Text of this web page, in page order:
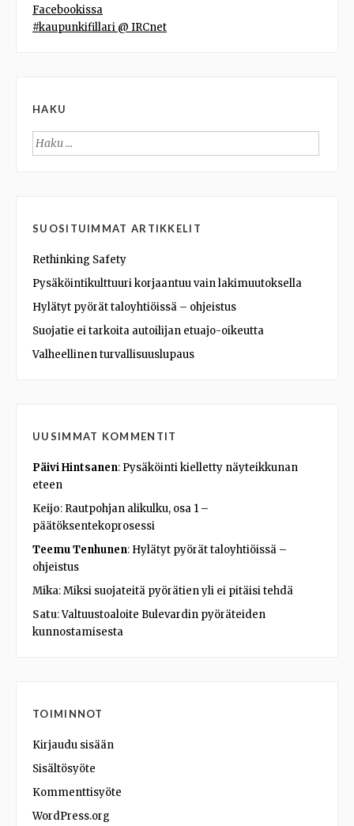
Facebookissa
#kaupunkifillari @ IRCnet
HAKU
Haku:
SUOSITUIMMAT ARTIKKELIT
Rethinking Safety
Pysäköintikulttuuri korjaantuu vain lakimuutoksella
Hylätyt pyörät taloyhtiöissä – ohjeistus
Suojatie ei tarkoita autoilijan etuajo-oikeutta
Valheellinen turvallisuuslupaus
UUSIMMAT KOMMENTIT
Päivi Hintsanen: Pysäköinti kielletty näyteikkunan
eteen
Keijo: Rautpohjan alikulku, osa 1 –
päätöksentekoprosessi
Teemu Tenhunen: Hylätyt pyörät taloyhtiöissä –
ohjeistus
Mika:Miksi suojateitä pyörätien yli ei pitäisi tehdä
Satu:Valtuustoaloite Bulevardin pyöräteiden
kunnostamisesta
TOIMINNOT
Kirjaudu sisään
Sisältösyöte
Kommenttisyöte
WordPress.org